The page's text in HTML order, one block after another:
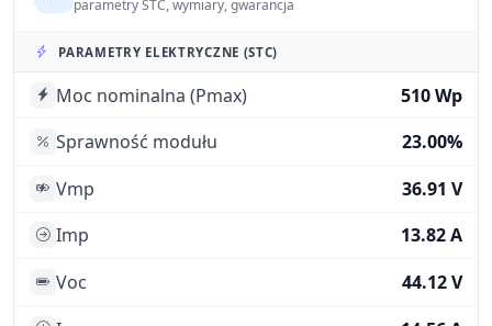
parametry STC, wymiary, gwarancja
PARAMETRY ELEKTRYCZNE (STC)
Moc nominalna (Pmax)
510 Wp
Sprawność modułu
23.00%
Vmp
36.91 V
Imp
13.82 A
Voc
44.12 V